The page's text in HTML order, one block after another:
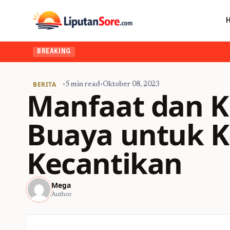
BREAKING
BERITA •5 min read•Oktober 08, 2023
Manfaat dan
Buaya untuk
Kecantikan
Mega
Author